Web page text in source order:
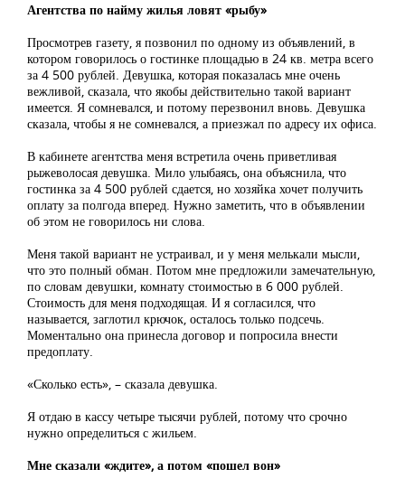
Агентства по найму жилья ловят «рыбу»
Просмотрев газету, я позвонил по одному из объявлений, в
котором говорилось о гостинке площадью в 24 кв. метра всего
за 4 500 рублей. Девушка, которая показалась мне очень
вежливой, сказала, что якобы действительно такой вариант
имеется. Я сомневался, и потому перезвонил вновь. Девушка
сказала, чтобы я не сомневался, а приезжал по адресу их офиса.
В кабинете агентства меня встретила очень приветливая
рыжеволосая девушка. Мило улыбаясь, она объяснила, что
гостинка за 4 500 рублей сдается, но хозяйка хочет получить
оплату за полгода вперед. Нужно заметить, что в объявлении
об этом не говорилось ни слова.
Меня такой вариант не устраивал, и у меня мелькали мысли,
что это полный обман. Потом мне предложили замечательную,
по словам девушки, комнату стоимостью в 6 000 рублей.
Стоимость для меня подходящая. И я согласился, что
называется, заглотил крючок, осталось только подсечь.
Моментально она принесла договор и попросила внести
предоплату.
«Сколько есть», – сказала девушка.
Я отдаю в кассу четыре тысячи рублей, потому что срочно
нужно определиться с жильем.
Мне сказали «ждите», а потом «пошел вон»